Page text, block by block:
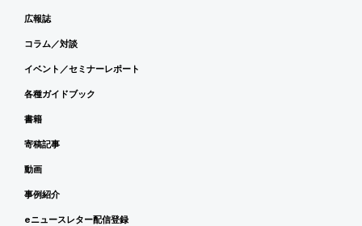
広報誌
コラム／対談
イベント／セミナーレポート
各種ガイドブック
書籍
寄稿記事
動画
事例紹介
eニュースレター配信登録